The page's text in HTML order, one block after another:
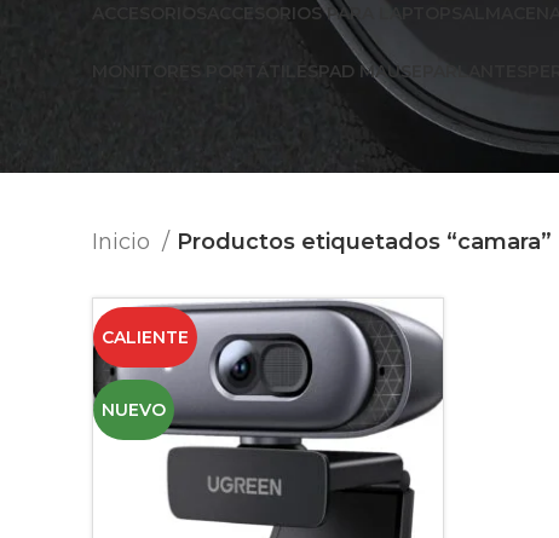
ACCESORIOS ACCESORIOS PARA LAPTOPS
MONITORES PORTÁTILESPAD MAUSE
Inicio Productos etiquetados “camara”
CALIENTE
NUEVO